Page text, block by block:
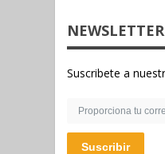
NEWSLETTER
Suscribir